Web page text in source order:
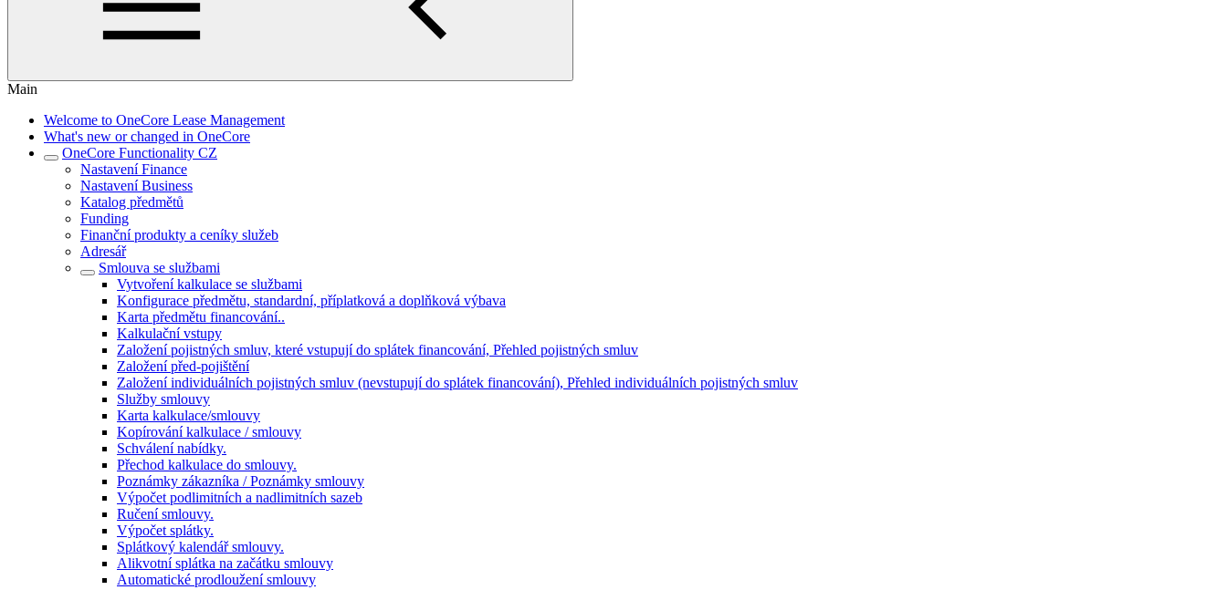
Main
Welcome to OneCore Lease Management
What's new or changed in OneCore
OneCore Functionality CZ
Nastavení Finance
Nastavení Business
Katalog předmětů
Funding
Finanční produkty a ceníky služeb
Adresář
Smlouva se službami
Vytvoření kalkulace se službami
Konfigurace předmětu, standardní, příplatková a doplňková výbava
Karta předmětu financování..
Kalkulační vstupy
Založení pojistných smluv, které vstupují do splátek financování, Přehled pojistných smluv
Založení před-pojištění
Založení individuálních pojistných smluv (nevstupují do splátek financování), Přehled individuálních pojistných smluv
Služby smlouvy
Karta kalkulace/smlouvy
Kopírování kalkulace / smlouvy
Schválení nabídky.
Přechod kalkulace do smlouvy.
Poznámky zákazníka / Poznámky smlouvy
Výpočet podlimitních a nadlimitních sazeb
Ručení smlouvy.
Výpočet splátky.
Splátkový kalendář smlouvy.
Alikvotní splátka na začátku smlouvy
Automatické prodloužení smlouvy